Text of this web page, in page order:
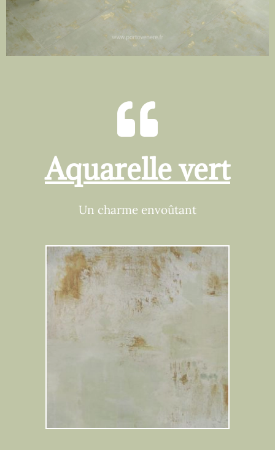
Aquarelle vert
Un charme envoûtant